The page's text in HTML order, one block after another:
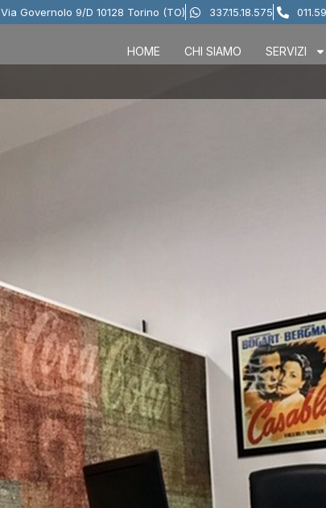
Via Governolo 9/D 10128 Torino (TO) 337.15.18.575
HOME CHI SIAMO SERVIZI